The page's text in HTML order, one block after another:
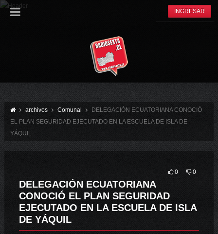
INGRESAR
archivos Comunal
DELEGACIÓN ECUATORIANA CONOCIÓ
EL PLAN SEGURIDAD EJECUTADO EN LA ESCUELA DE ISLA DE
YÁQUIL
0 0
DELEGACIÓN ECUATORIANA
CONOCIÓ EL PLAN SEGURIDAD
EJECUTADO EN LA ESCUELA DE ISLA
DE YÁQUIL